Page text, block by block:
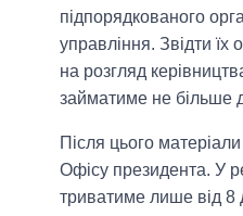
підпорядкованого
управління. Звідти їх
на розгляд
займатиме не більше
Після цього
Офісу президента. У
триватиме лише від 8